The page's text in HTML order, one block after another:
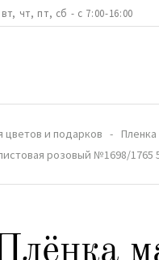
чт, пт, сб - с 7:00-16:00
цветов и подарков Пленка
розовый №1698/1765